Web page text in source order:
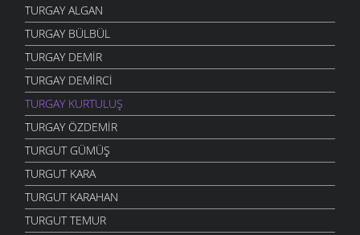
TURGAY ALGAN
TURGAY BÜLBÜL
TURGAY DEMIR
TURGAY DEMIRCI
TURGAY KURTULUŞ
TURGAY ÖZDEMIR
TURGUT GÜMÜŞ
TURGUT KARA
TURGUT KARAHAN
TURGUT TEMUR